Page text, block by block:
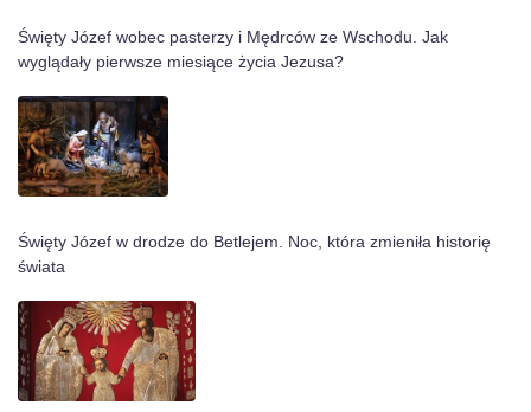
Święty Józef wobec pasterzy i Mędrców ze Wschodu. Jak
wyglądały pierwsze miesiące życia Jezusa?
Święty Józef w drodze do Betlejem. Noc, która zmieniła historię
świata